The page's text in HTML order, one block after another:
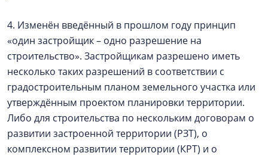
4. Изменён введённый в прошлом году принцип
«один застройщик – одно разрешение на
строительство». Застройщикам разрешено иметь
несколько таких разрешений в соответствии с
градостроительным планом земельного участка или
утверждённым проектом планировки территории.
Либо для строительства по нескольким договорам о
развитии застроенной территории (РЗТ), о
комплексном развитии территории (КРТ) и о